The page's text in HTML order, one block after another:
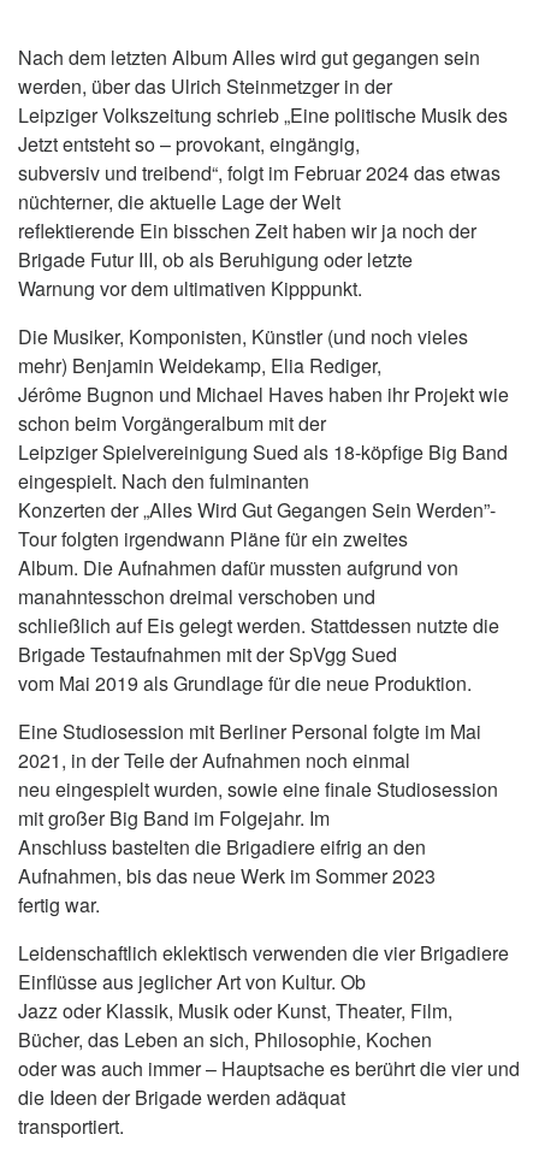
Nach dem letzten Album Alles wird gut gegangen sein
werden, über das Ulrich Steinmetzger in der
Leipziger Volkszeitung schrieb „Eine politische Musik des
Jetzt entsteht so – provokant, eingängig,
subversiv und treibend“, folgt im Februar 2024 das etwas
nüchterner, die aktuelle Lage der Welt
reflektierende Ein bisschen Zeit haben wir ja noch der
Brigade Futur III, ob als Beruhigung oder letzte
Warnung vor dem ultimativen Kipppunkt.
Die Musiker, Komponisten, Künstler (und noch vieles
mehr) Benjamin Weidekamp, Elia Rediger,
Jérôme Bugnon und Michael Haves haben ihr Projekt wie
schon beim Vorgängeralbum mit der
Leipziger Spielvereinigung Sued als 18-köpfige Big Band
eingespielt. Nach den fulminanten
Konzerten der „Alles Wird Gut Gegangen Sein Werden”-
Tour folgten irgendwann Pläne für ein zweites
Album. Die Aufnahmen dafür mussten aufgrund von
manahntesschon dreimal verschoben und
schließlich auf Eis gelegt werden. Stattdessen nutzte die
Brigade Testaufnahmen mit der SpVgg Sued
vom Mai 2019 als Grundlage für die neue Produktion.
Eine Studiosession mit Berliner Personal folgte im Mai
2021, in der Teile der Aufnahmen noch einmal
neu eingespielt wurden, sowie eine finale Studiosession
mit großer Big Band im Folgejahr. Im
Anschluss bastelten die Brigadiere eifrig an den
Aufnahmen, bis das neue Werk im Sommer 2023
fertig war.
Leidenschaftlich eklektisch verwenden die vier Brigadiere
Einflüsse aus jeglicher Art von Kultur. Ob
Jazz oder Klassik, Musik oder Kunst, Theater, Film,
Bücher, das Leben an sich, Philosophie, Kochen
oder was auch immer – Hauptsache es berührt die vier und
die Ideen der Brigade werden adäquat
transportiert.